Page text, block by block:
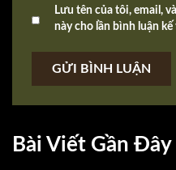
Lưu tên của tôi, email,
này cho lần bình luận
GỬI BÌNH LUẬN
Bài Viết Gần Đây